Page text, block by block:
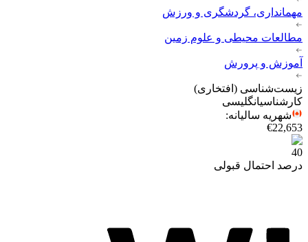
مهمانداری، گردشگری و ورزش
مطالعات محیطی و علوم زمین
آموزش و پرورش
زیست‌شناسی (افتخاری)
کارشناسیانگلیسی
شهریه سالیانه:
€22,653
40
درصد احتمال قبولی